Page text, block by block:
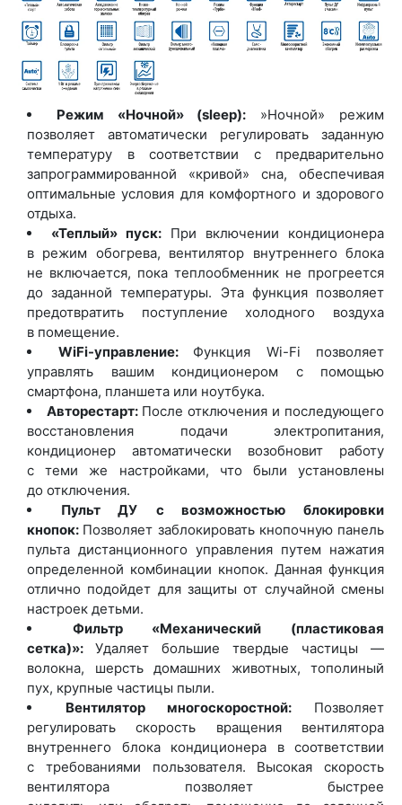
Режим «Ночной» (sleep):
»Ночной» режим
позволяет автоматически регулировать заданную
температуру в соответствии с предварительно
запрограммированной
«кривой» сна, обеспечивая
оптимальные условия для комфортного и здорового
отдыха.
«Теплый» пуск: При включении кондиционера
в режим обогрева, вентилятор внутреннего блока
не включается, пока теплообменник не прогреется
до заданной температуры. Эта функция позволяет
предотвратить поступление холодного воздуха
в помещение.
WiFi-управление:
Функция Wi-Fi позволяет
управлять вашим кондиционером с помощью
смартфона, планшета или ноутбука.
Авторестарт: После отключения и последующего
восстановления подачи электропитания,
кондиционер автоматически возобновит работу
с теми же настройками, что были установлены
до отключения.
Пульт ДУ
с возможностью блокировки
кнопок: Позволяет заблокировать кнопочную панель
пульта дистанционного управления путем нажатия
определенной комбинации кнопок. Данная функция
отлично подойдет для защиты от случайной смены
настроек детьми.
Фильтр
«Механический
(пластиковая
сетка)»:
Удаляет большие твердые частицы —
волокна, шерсть домашних животных, тополиный
пух, крупные частицы пыли.
Вентилятор многоскоростной:
Позволяет
регулировать скорость вращения вентилятора
внутреннего блока кондиционера в соответствии
с требованиями пользователя. Высокая скорость
вентилятора позволяет быстрее